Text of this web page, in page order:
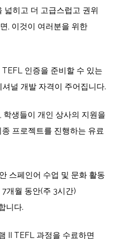
히고 더 고급스럽고 권위
, 이것이 여러분을 위한
인증을 준비할 수 있는
널 개발 자격이 주어집니다.
학생들이 개인 상사의 지원을
프로젝트를 진행하는 유료
스페인어 수업 및 문화 활동
개월 동안(주 3시간)
니다.
II TEFL 과정을 수료하면